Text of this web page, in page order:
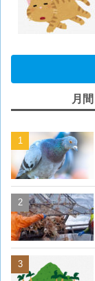
月間